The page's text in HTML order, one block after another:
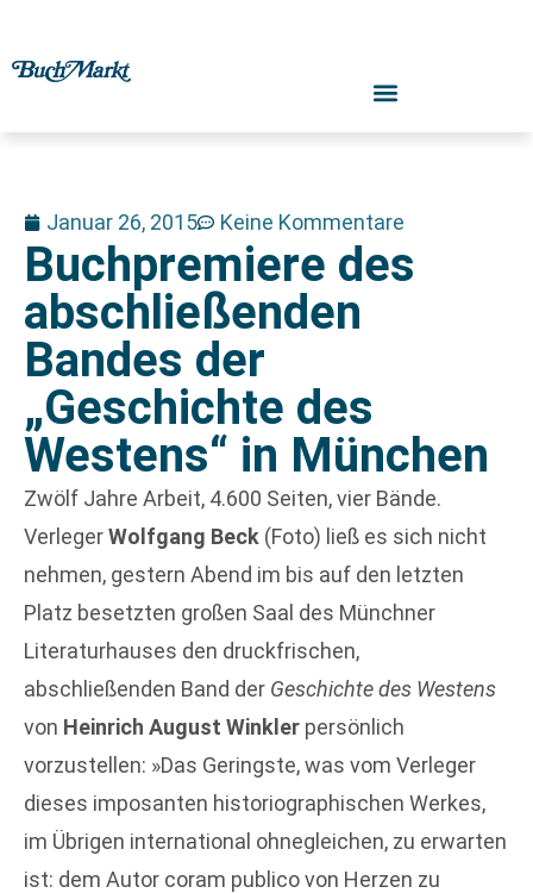
Januar 26, 2015 Keine Kommentare
Buchpremiere des
abschließenden
Bandes der
„Geschichte des
Westens“ in München
Zwölf Jahre Arbeit, 4.600 Seiten, vier Bände.
VerlegerWolfgang Beck (Foto) ließ es sich nicht
nehmen, gestern Abend im bis auf den letzten
Platz besetzten großen Saal des Münchner
Literaturhauses den druckfrischen,
abschließenden Band der Geschichte des Westens
von Heinrich August Winkler persönlich
vorzustellen: »Das Geringste, was vom Verleger
dieses imposanten historiographischen Werkes,
im Übrigen international ohnegleichen, zu erwarten
ist: dem Autor coram publico von Herzen zu